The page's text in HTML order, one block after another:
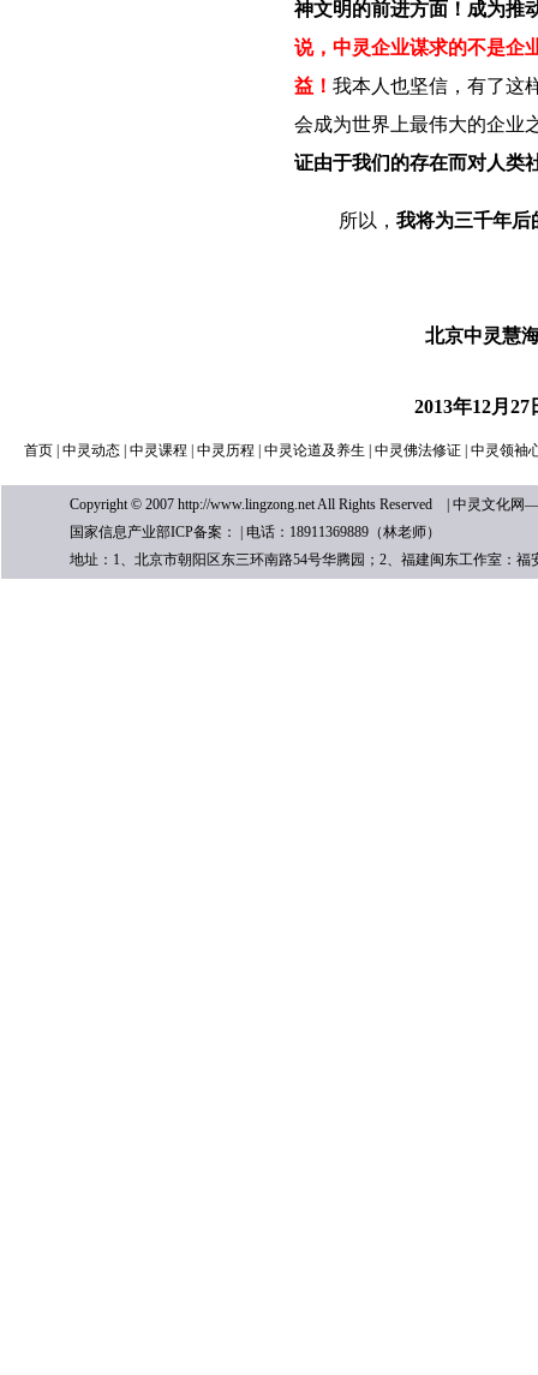
神文明的前进方面！ 成为推
说，中灵企业谋求的不是企
益！ 我本人也坚信，有了这
会成为世界上最伟大的企业
证由于我们的存在而对人类
所以，我将为三千年后
北京中灵慧
2013年12月 27
首页 中灵动态 中灵课程 中灵历程 中灵论道及养生 中灵佛法修证 中灵领袖
Copyright © 2007 http://www.lingzong.net All Rights Reserved | 中灵文
国家信息产业部ICP备案： | 电话：18911369889（林老师）
地址：1、北京市朝阳区东三环南路54号华腾园；2、福建闽东工作室